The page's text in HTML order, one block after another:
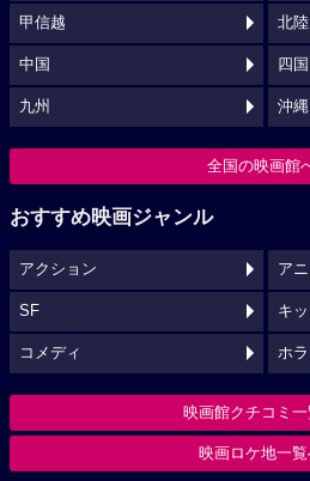
甲信越 北陸
中国 四国
九州 沖縄
全国の映画館
おすすめ映画ジャンル
アクション ア
SF キ
コメディ ホ
映画館クチコミ
映画ロケ地一